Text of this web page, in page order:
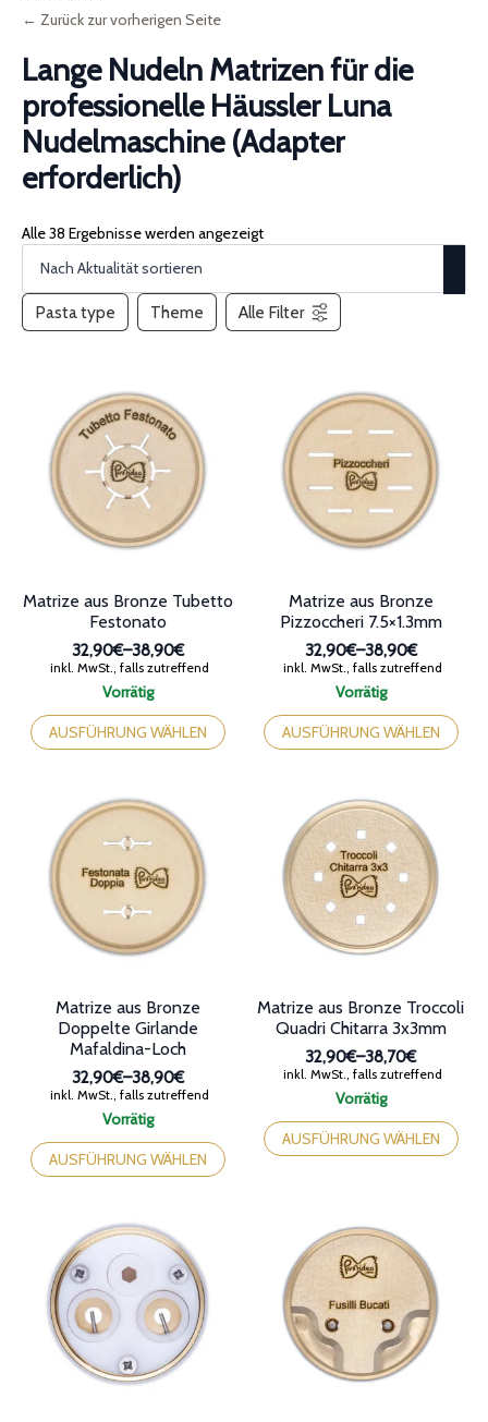
← Zurück zur vorherigen Seite
Lange Nudeln Matrizen für die
professionelle Häussler Luna
Nudelmaschine (Adapter
erforderlich)
Alle 38 Ergebnisse werden angezeigt
Pasta type Theme Alle Filter
Vorrätig
Matrize aus Bronze Tubetto
Festonato
32,90€–38,90€
Preisspanne:
32,90€
38,90€
inkl. MwSt., falls zutreffend
AUSFÜHRUNG WÄHLEN
Dieses
Produkt
weist
Optionen
auf
Produktseite
Vorrätig
Matrize aus Bronze
Pizzoccheri 7.5×1.3mm
32,90€–38,90€
Preisspanne:
32,90€
38,90€
inkl. MwSt., falls zutreffend
AUSFÜHRUNG WÄHLEN
Dieses
Produkt
weist
Optionen
können
Produktseite
Vorrätig
Matrize aus Bronze
Doppelte Girlande
Mafaldina-Loch
32,90€–38,90€
Preisspanne:
32,90€
38,90€
inkl. MwSt., falls zutreffend
AUSFÜHRUNG WÄHLEN
Dieses
Produkt
weist
Optionen
können
auf
Produktseite
Vorrätig
Matrize aus Bronze Troccoli
Quadri Chitarra 3x3mm
32,90€–38,70€
Preisspanne:
32,90€
38,70€
inkl. MwSt., falls zutreffend
AUSFÜHRUNG WÄHLEN
Dieses
Produkt
weist
Optionen
können
der
Produktseite
gewählt